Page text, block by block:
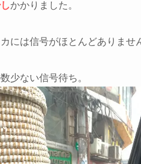
かかりました。
には信号がほとんどありませ
少ない信号待ち。